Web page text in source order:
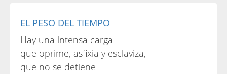
EL PESO DEL TIEMPO
Hay una intensa carga
que oprime, asfixia y esclaviza,
que no se detiene